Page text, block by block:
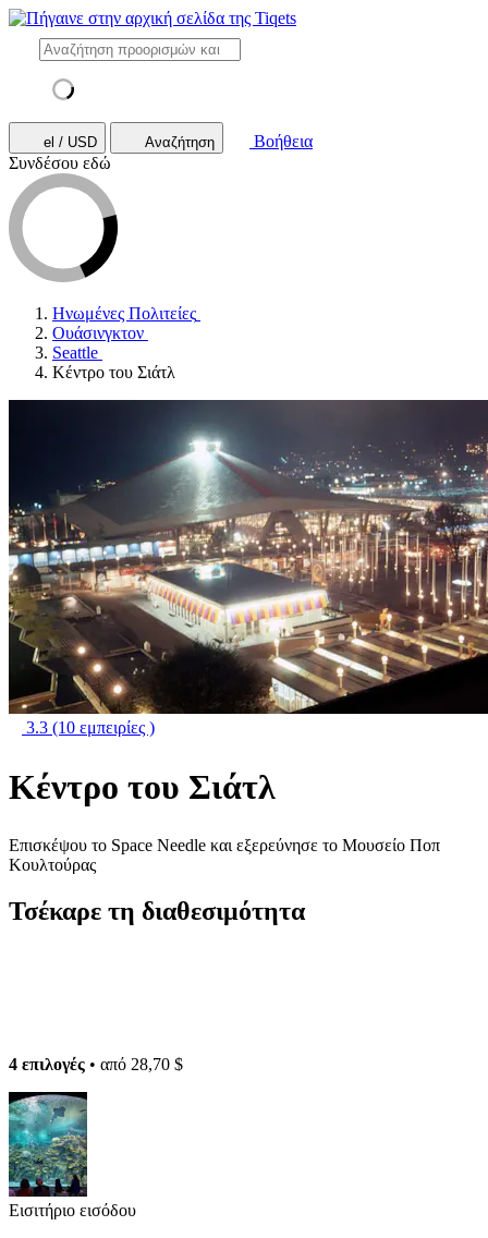
el / USD Αναζήτηση
Βοήθεια
Συνδέσου εδώ
Ηνωμένες Πολιτείες
Ουάσινγκτον
Seattle
Κέντρο του Σιάτλ
3.3 (10 εμπειρίες )
Κέντρο του Σιάτλ
Επισκέψου το Space Needle και εξερεύνησε το Μουσείο Ποπ
Κουλτούρας
Τσέκαρε τη διαθεσιμότητα
4 επιλογές • από 28,70 $
Εισιτήριο εισόδου